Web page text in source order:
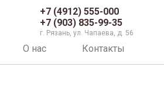
+7 (4912) 555-000
+7 (903) 835-99-35
г. Рязань, ул. Чапаева, д. 56
О нас
Контакты